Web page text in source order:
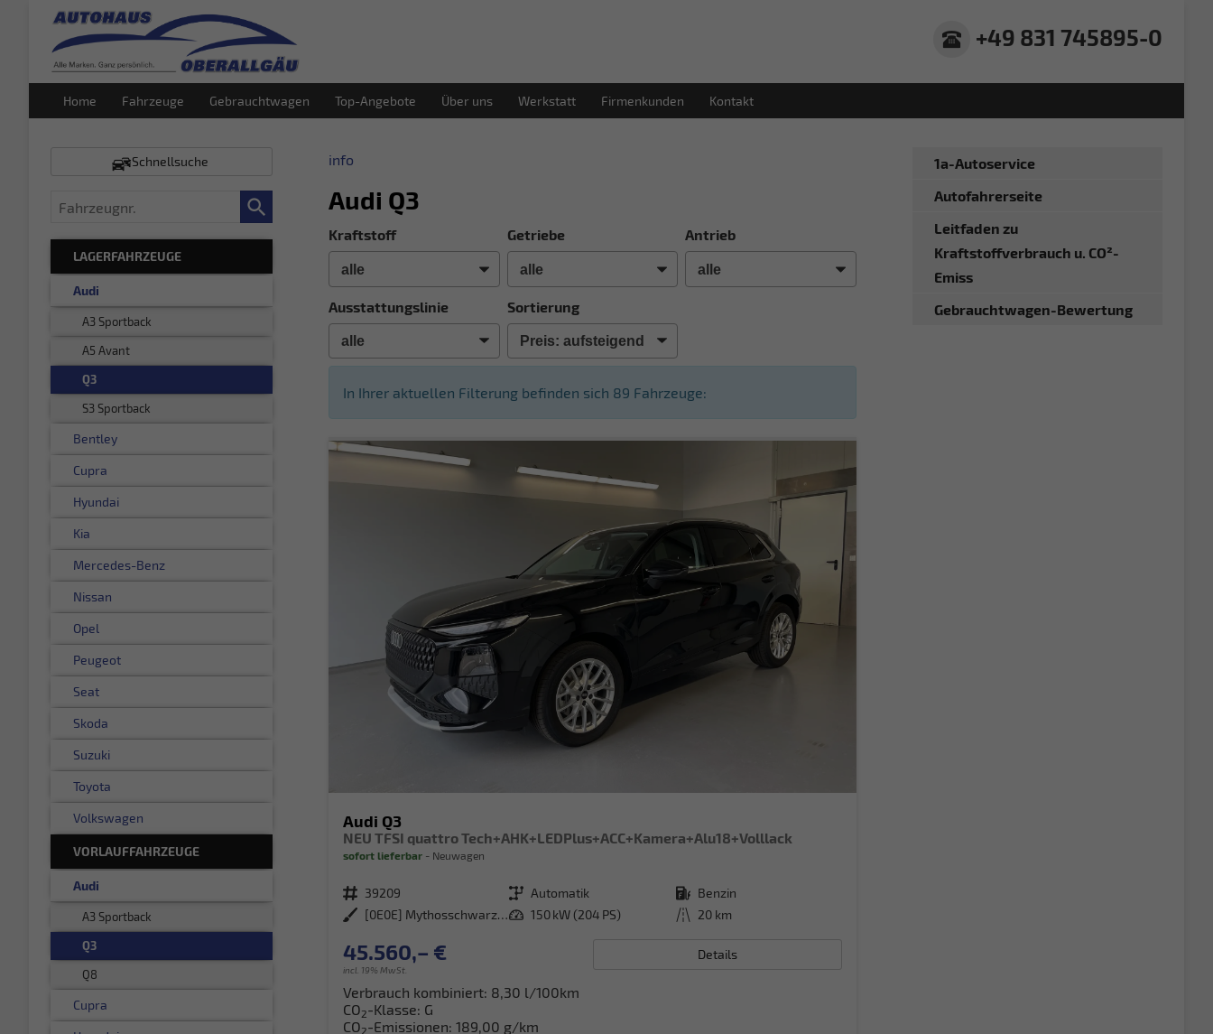
+49 831 745895-0
Home Fahrzeuge Gebrauchtwagen Top-Angebote Über uns Werkstatt Firmenkunden Kontakt
info
Audi Q3
Kraftstoff Getriebe Antrieb
Ausstattungslinie Sortierung
In Ihrer aktuellen Filterung befinden sich 89 Fahrzeuge:
Audi Q3
NEU TFSI quattro Tech+AHK+LEDPlus+ACC+Kamera+Alu18+Volllack
sofort lieferbar Neuwagen
Fahrzeugnr. 39209 Getriebe Automatik Kraftstoff Benzin
Außenfarbe
[0E0E] Mythosschwarz Metallic Leistung 150 kW (204 PS) Kilometerstand 20 km
45.560,– €
incl. 19% MwSt.
Details
Verbrauch kombiniert: 8,30 l/100km
CO2-Klasse: G
CO2-Emissionen: 189,00 g/km
Schnellsuche
Fahrzeugnr.
LAGERFAHRZEUGE
Audi
A3 Sportback
A5 Avant
Q3
S3 Sportback
Bentley
Cupra
Hyundai
Kia
Mercedes-Benz
Nissan
Opel
Peugeot
Seat
Skoda
Suzuki
Toyota
Volkswagen
VORLAUFFAHRZEUGE
Audi
A3 Sportback
Q3
Q8
Cupra
1a-Autoservice
Autofahrerseite
Leitfaden zu
Kraftstoffverbrauch u. CO²-
Emiss
Gebrauchtwagen-Bewertung